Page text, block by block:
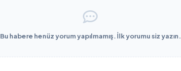
Bu habere henüz yorum yapılmamış. İlk yorumu siz yazın.